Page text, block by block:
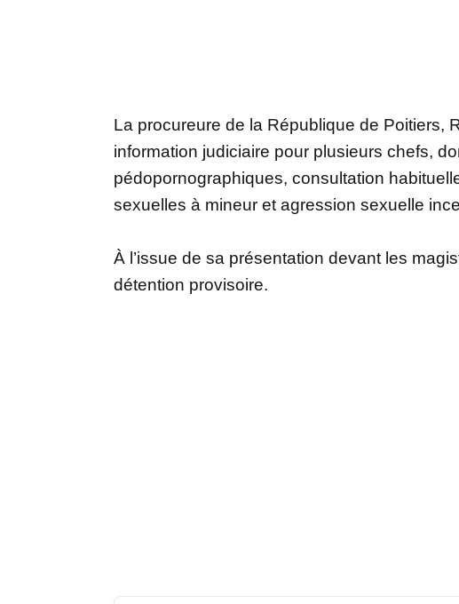
La procureure de la République de Poitiers,
information judiciaire pour plusieurs chefs,
pédopornographiques, consultation
sexuelles à mineur et agression sexuelle
À l’issue de sa présentation devant les
détention provisoire.